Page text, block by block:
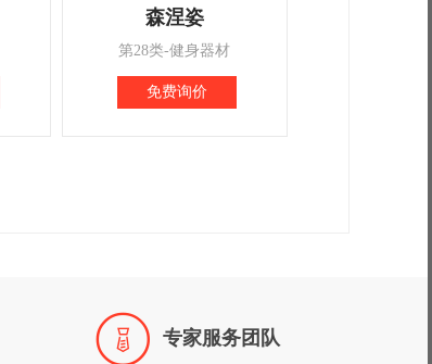
森涅姿
第28类-健身器材
免费询价
 专家服务团队